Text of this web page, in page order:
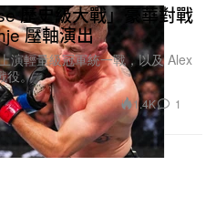
歷史級大戰」豪華對戰
壓軸演出
演輕量級冠軍統一戰，以及 Alex
役。
1.4K 1